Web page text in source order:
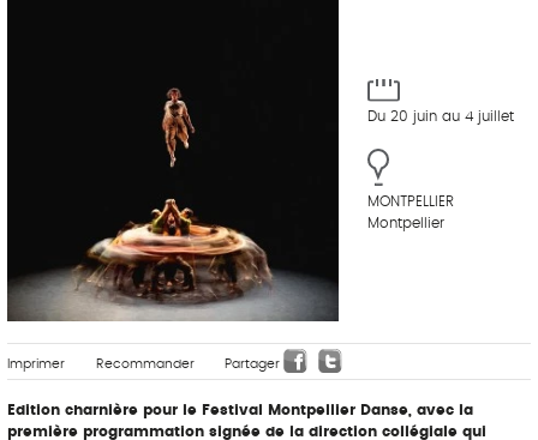
Du 20 juin au 4 juillet
MONTPELLIER
Montpellier
Imprimer Recommander Partager
Edition charnière pour le Festival Montpellier Danse, avec la
première programmation signée de la direction collégiale qui